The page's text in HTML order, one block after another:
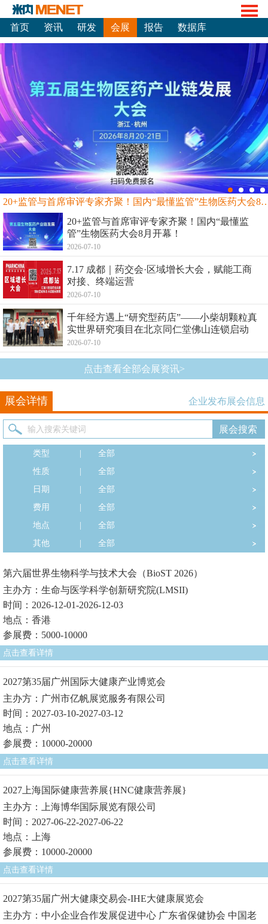
首页 资讯 研发 会展 报告 数据库
20+监管与首席审评专家齐聚！国内“最
20+监管与首席审评专家齐聚！国内“最懂监
管”生物医药大会8月开幕！
2026-07-10
7.17 成都｜药交会·区域增长大会，赋能工商
对接、终端运营
2026-07-10
千年经方遇上“研究型药店”——小柴胡颗粒真
实世界研究项目在北京同仁堂佛山连锁启动
2026-07-10
点击查看全部会展资讯>
展会详情 企业发布展会信息
类型
全部
性质
全部
日期
全部
费用
全部
地点
全部
其他
全部
第六届世界生物科学与技术大会（BioST 2026）
主办方：生命与医学科学创新研究院(LMSII)
时间：2026-12-01-2026-12-03
地点：香港
参展费：5000-10000
点击查看详情
2027第35届广州国际大健康产业博览会
主办方：广州市亿帆展览服务有限公司
时间：2027-03-10-2027-03-12
地点：广州
参展费：10000-20000
点击查看详情
2027上海国际健康营养展{HNC健康营养展}
主办方：上海博华国际展览有限公司
时间：2027-06-22-2027-06-22
地点：上海
参展费：10000-20000
点击查看详情
2027第35届广州大健康交易会-IHE大健康展览会
主办方：中小企业合作发展促进中心 广东省保健协会 中国老